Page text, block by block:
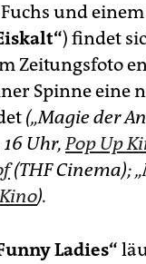
und
) findet
Zeitungsfoto
Spinne eine
(„Magie der
16 Uhr,Pop Up
(THF Cinema);
).
Ladies“